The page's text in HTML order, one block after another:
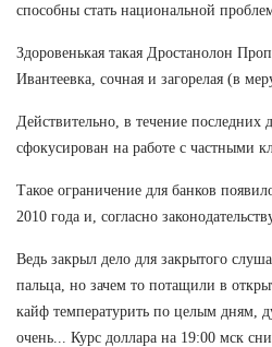
способны стать национальной
Здоровенькая такая Дростанолон
Ивантеевка, сочная и загорелая (в
Действительно, в течение последних
сфокусирован на работе с частными
Такое ограничение для банков
2010 года и, согласно
Ведь закрыл дело для закрытого
пальца, но зачем то потащили в
кайф температурить по целым дням,
очень... Курс доллара на 19:00 мск